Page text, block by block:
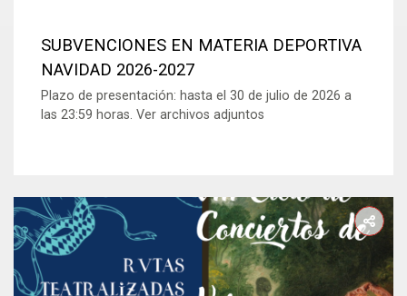
SUBVENCIONES EN MATERIA DEPORTIVA
NAVIDAD 2026-2027
Plazo de presentación: hasta el 30 de julio de 2026 a
las 23:59 horas. Ver archivos adjuntos